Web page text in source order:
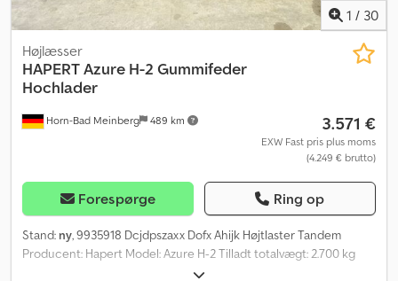
1 / 30
Horn-Bad Meinberg 489 km
Højlæsser
HAPERTAzure H-2 Gummifeder
Hochlader
3.571 €
EXW Fast pris plus moms
(4.249 € brutto)
Forespørge Ring op
Stand: ny, 9935918 Dcjdpszaxx Dofx Ahijk Højtlaster Tandem
Producent: Hapert Model: Azure H-2 Tilladt totalvægt: 2.700 kg
Egenvægt: 529 kg Nyttelast: ca. 2.171 kg (Nyttelasten kan variere